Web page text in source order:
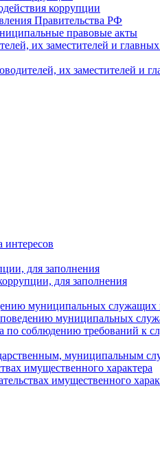
коррупции
Правительства РФ
правовые акты
их заместителей и
их заместителей
интересов
для заполнения
для заполнения
муниципальных служащих
муниципальных
соблюдению требований к
муниципальным
имущественного характера
имущественного